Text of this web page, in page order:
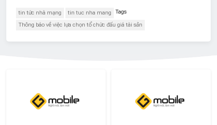
Tags
tin tức nhà mạng
tin tuc nha mang
Thông báo về việc lựa chọn tổ chức đấu giá tài sản